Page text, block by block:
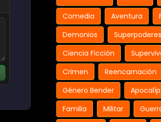
Comedia
Aventura
Demonios
Superpoderes
Ciencia Ficción
Crimen
Reencarnación
Género Bender
Familia
Militar